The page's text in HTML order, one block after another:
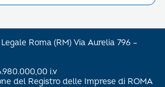
Roma (RM) Via Aurelia 796 –
i.v
del Registro delle Imprese di ROMA